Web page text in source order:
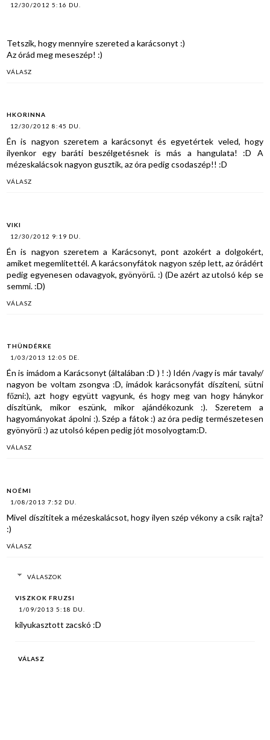
12/30/2012 5:16 DU.
Tetszik, hogy mennyire szereted a karácsonyt :)
Az órád meg meseszép! :)
VÁLASZ
HKORINNA
12/30/2012 8:45 DU.
Én is nagyon szeretem a karácsonyt és egyetértek veled, hogy
ilyenkor egy baráti beszélgetésnek is más a hangulata! :D A
mézeskalácsok nagyon gusztik, az óra pedig csodaszép!! :D
VÁLASZ
VIKI
12/30/2012 9:19 DU.
Én is nagyon szeretem a Karácsonyt, pont azokért a dolgokért,
amiket megemlítettél. A karácsonyfátok nagyon szép lett, az órádért
pedig egyenesen odavagyok, gyönyörű. :) (De azért az utolsó kép se
semmi. :D)
VÁLASZ
THÜNDÉRKE
1/03/2013 12:05 DE.
Én is imádom a Karácsonyt (általában :D ) ! :) Idén /vagy is már tavaly/
nagyon be voltam zsongva :D, imádok karácsonyfát díszíteni, sütni
főzni:), azt hogy együtt vagyunk, és hogy meg van hogy hánykor
díszítünk, mikor eszünk, mikor ajándékozunk :). Szeretem a
hagyományokat ápolni :). Szép a fátok :) az óra pedig természetesen
gyönyörű :) az utolsó képen pedig jót mosolyogtam:D.
VÁLASZ
NOÉMI
1/08/2013 7:52 DU.
Mivel díszítitek a mézeskalácsot, hogy ilyen szép vékony a csík rajta?
:)
VÁLASZ
VÁLASZOK
VISZKOK FRUZSI
1/09/2013 5:18 DU.
kilyukasztott zacskó :D
VÁLASZ